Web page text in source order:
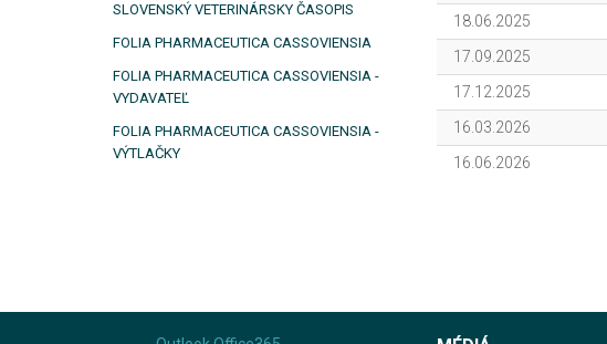
SLOVENSKÝ VETERINÁRSKY ČASOPIS
FOLIA PHARMACEUTICA CASSOVIENSIA
FOLIA PHARMACEUTICA CASSOVIENSIA -
VYDAVATEĽ
FOLIA PHARMACEUTICA CASSOVIENSIA -
VÝTLAČKY
18.06.2025
17.09.2025
17.12.2025
16.03.2026
16.06.2026